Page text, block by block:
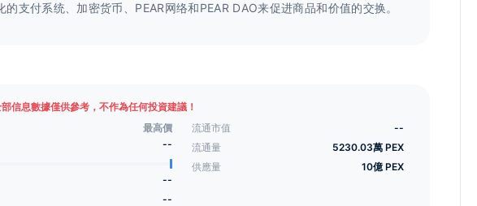
的支付系统、加密货币、PEAR网络和PEAR DAO来促进商品和价值的交换。
信息數據僅供參考，不作為任何投資建議！
最高價
--
--
--
流通市值
--
流通量
5230.03萬 PEX
供應量
10億 PEX